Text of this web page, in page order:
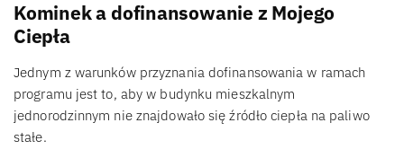
Kominek a dofinansowanie z Mojego
Ciepła
Jednym z warunków przyznania dofinansowania w ramach
programu jest to, aby w budynku mieszkalnym
jednorodzinnym nie znajdowało się źródło ciepła na paliwo
stałe.